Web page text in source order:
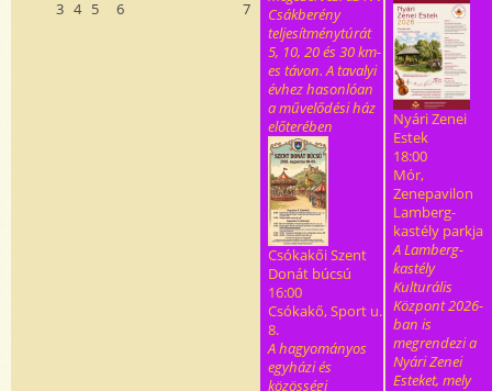
3 4 5 6 7
Csákberény
teljesítménytúrát
5, 10, 20 és 30 km-
es távon. A tavalyi
évhez hasonlóan
a művelődési ház
előterében
Csókakői Szent
Donát búcsú
16:00
Csókakő, Sport u.
8.
A hagyományos
egyházi és
közösségi
Nyári Zenei
Estek
18:00
Mór,
Zenepavilon
Lamberg-
kastély parkja
A Lamberg-
kastély
Kulturális
Központ 2026-
ban is
megrendezi a
Nyári Zenei
Esteket, mely